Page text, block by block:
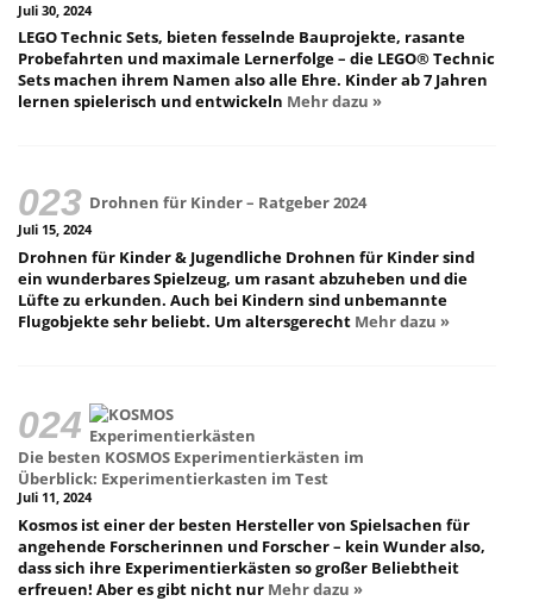
Juli 30, 2024
LEGO Technic Sets, bieten fesselnde Bauprojekte, rasante
Probefahrten und maximale Lernerfolge – die LEGO® Technic
Sets machen ihrem Namen also alle Ehre. Kinder ab 7 Jahren
lernen spielerisch und entwickeln Mehr dazu »
Drohnen für Kinder – Ratgeber 2024
Juli 15, 2024
Drohnen für Kinder & Jugendliche Drohnen für Kinder sind
ein wunderbares Spielzeug, um rasant abzuheben und die
Lüfte zu erkunden. Auch bei Kindern sind unbemannte
Flugobjekte sehr beliebt. Um altersgerecht Mehr dazu »
Die besten KOSMOS Experimentierkästen im
Überblick: Experimentierkasten im Test
Juli 11, 2024
Kosmos ist einer der besten Hersteller von Spielsachen für
angehende Forscherinnen und Forscher – kein Wunder also,
dass sich ihre Experimentierkästen so großer Beliebtheit
erfreuen! Aber es gibt nicht nur Mehr dazu »